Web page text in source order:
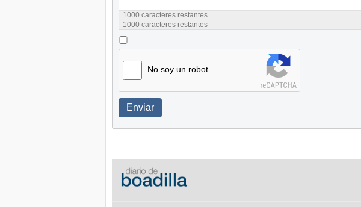
1000 caracteres restantes
1000 caracteres restantes
No soy un robot
Enviar